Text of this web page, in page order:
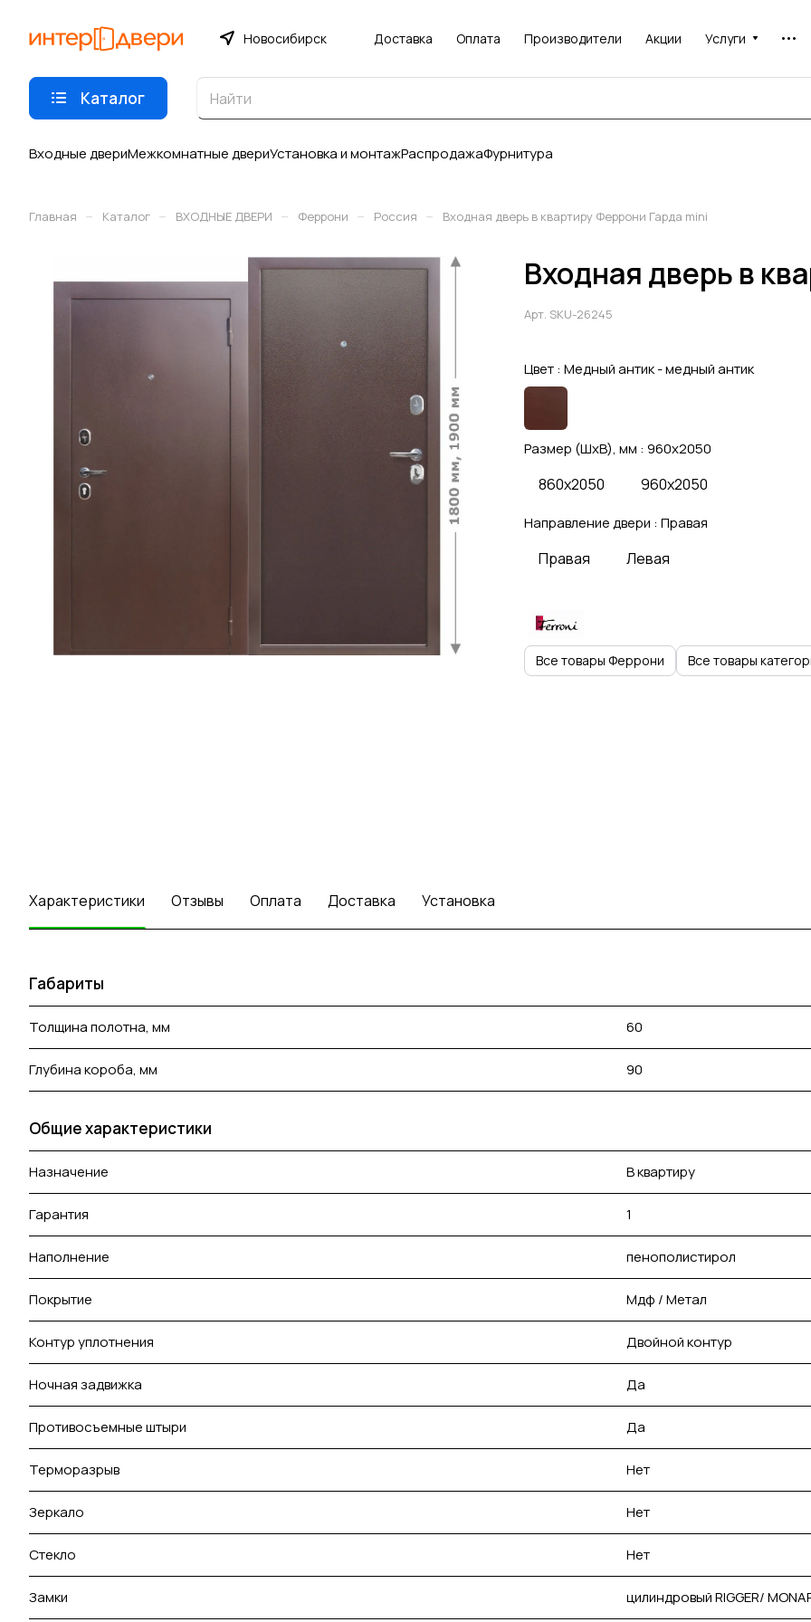
Новосибирск Доставка Оплата Производители Акции Услуги
Каталог
Входные двериМежкомнатные двериУстановка и монтажРаспродажаФурнитура
Главная – Каталог – ВХОДНЫЕ ДВЕРИ – Феррони – Россия – Входная дверь в квартиру Феррони Гарда mini
Входная дверь в
Арт. SKU-26245
Цвет : Медный антик - медный антик
Размер (ШхВ), мм : 960x2050
860x2050 960x2050
Направление двери : Правая
Правая Левая
Все товары Феррони Все товары
Характеристики Отзывы Оплата Доставка Установка
Габариты
Толщина полотна, мм 60
Глубина короба, мм 90
Общие характеристики
Назначение В квартиру
Гарантия 1
Наполнение пенополистирол
Покрытие Мдф / Метал
Контур уплотнения Двойной контур
Ночная задвижка Да
Противосъемные штыри Да
Терморазрыв Нет
Зеркало Нет
Стекло Нет
Замки цилиндровый RIGGER/